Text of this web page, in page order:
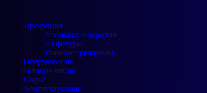
Продукция
Резиновые покрытия
3D фигуры
Уличные тренажеры
Оборудование
Готовые линии
Сырьё
Комплектующие